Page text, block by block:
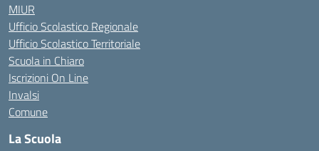
MIUR
Ufficio Scolastico Regionale
Ufficio Scolastico Territoriale
Scuola in Chiaro
Iscrizioni On Line
Invalsi
Comune
La Scuola